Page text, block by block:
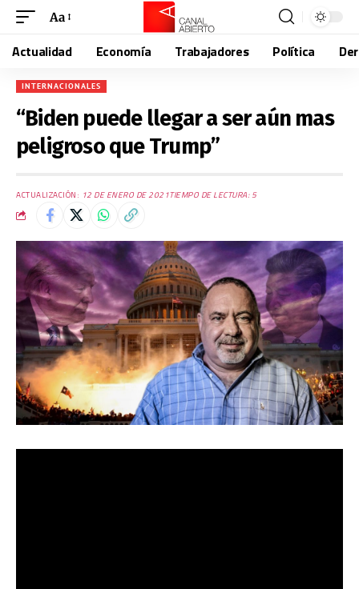
Aa
Actualidad Economía Trabajadores Política
INTERNACIONALES
“Biden puede llegar a ser aún mas
peligroso que Trump”
ACTUALIZACIÓN: 12 DE ENERO DE 2021TIEMPO DE LECTURA: 5